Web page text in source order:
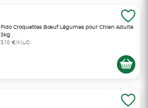
Fido Croquettes Bœuf Légumes pour Chien Adulte
3kg
3,10 €/KILO